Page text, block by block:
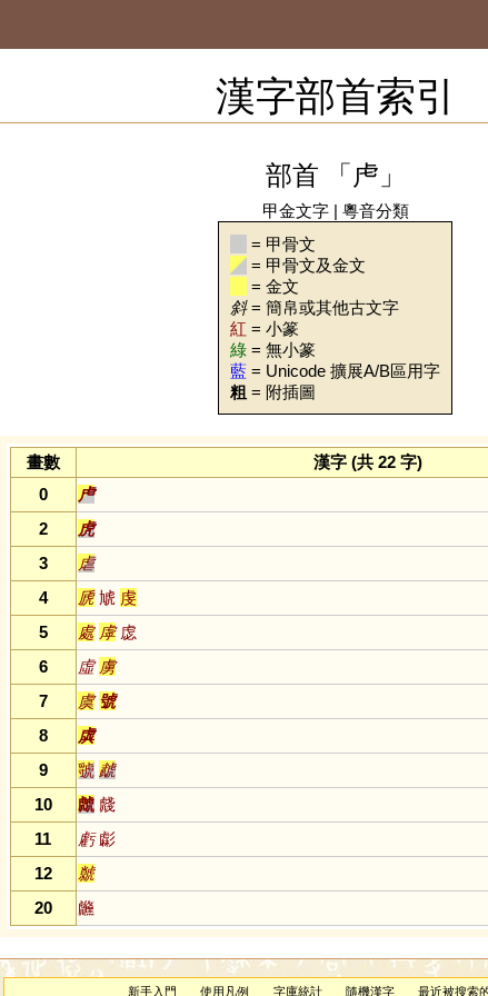
漢字部首索引
部首 「虍」
甲金文字| 粵音分類
= 甲骨文
= 甲骨文及金文
= 金文
斜= 簡帛或其他古文字
紅 = 小篆
綠 = 無小篆
藍 = Unicode 擴展A/B區用字
粗 = 附插圖
畫數
漢字 (共 22 字)
0
虍
2
虎
3
虐
4
虒 虓 虔
5
處 虖 虙
6
虛 虜
7
虞 號
8
虡
9
虢 虣
10
虤 虥
11
虧 虨
12
虩
20
虪
新手入門 使用凡例 字庫統計 隨機漢字 最近被搜索